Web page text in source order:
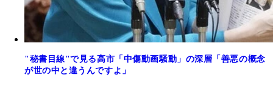
"秘書目線"で見る高市「中傷動画騒動」の深層「善悪の概念
が世の中と違うんですよ」